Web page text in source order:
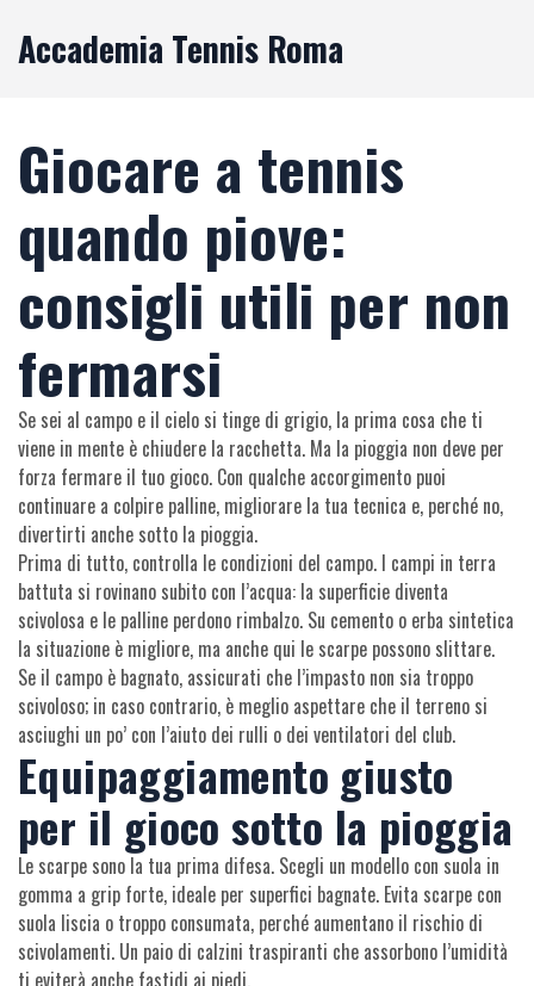
Accademia Tennis Roma
Giocare a tennis
quando piove:
consigli utili per non
fermarsi
Se sei al campo e il cielo si tinge di grigio, la prima cosa che ti
viene in mente è chiudere la racchetta. Ma la pioggia non deve per
forza fermare il tuo gioco. Con qualche accorgimento puoi
continuare a colpire palline, migliorare la tua tecnica e, perché no,
divertirti anche sotto la pioggia.
Prima di tutto, controlla le condizioni del campo. I campi in terra
battuta si rovinano subito con l’acqua: la superficie diventa
scivolosa e le palline perdono rimbalzo. Su cemento o erba sintetica
la situazione è migliore, ma anche qui le scarpe possono slittare.
Se il campo è bagnato, assicurati che l’impasto non sia troppo
scivoloso; in caso contrario, è meglio aspettare che il terreno si
asciughi un po’ con l’aiuto dei rulli o dei ventilatori del club.
Equipaggiamento giusto
per il gioco sotto la pioggia
Le scarpe sono la tua prima difesa. Scegli un modello con suola in
gomma a grip forte, ideale per superfici bagnate. Evita scarpe con
suola liscia o troppo consumata, perché aumentano il rischio di
scivolamenti. Un paio di calzini traspiranti che assorbono l’umidità
ti eviterà anche fastidi ai piedi.